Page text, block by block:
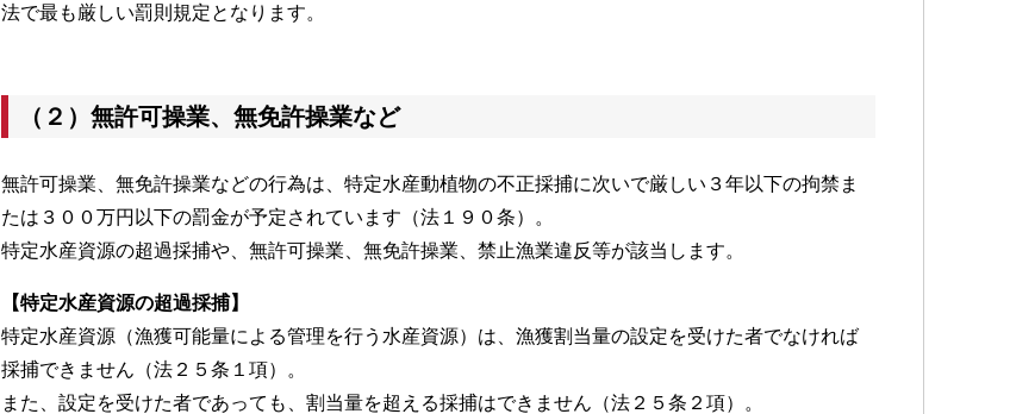
法で最も厳しい罰則規定となります。
（２）無許可操業、無免許操業など
無許可操業、無免許操業などの行為は、特定水産動植物の不正採捕に次いで厳しい３年以下の拘禁ま
たは３００万円以下の罰金が予定されています（法１９０条）。
特定水産資源の超過採捕や、無許可操業、無免許操業、禁止漁業違反等が該当します。
【特定水産資源の超過採捕】
特定水産資源（漁獲可能量による管理を行う水産資源）は、漁獲割当量の設定を受けた者でなければ
採捕できません（法２５条１項）。
また、設定を受けた者であっても、割当量を超える採捕はできません（法２５条２項）。